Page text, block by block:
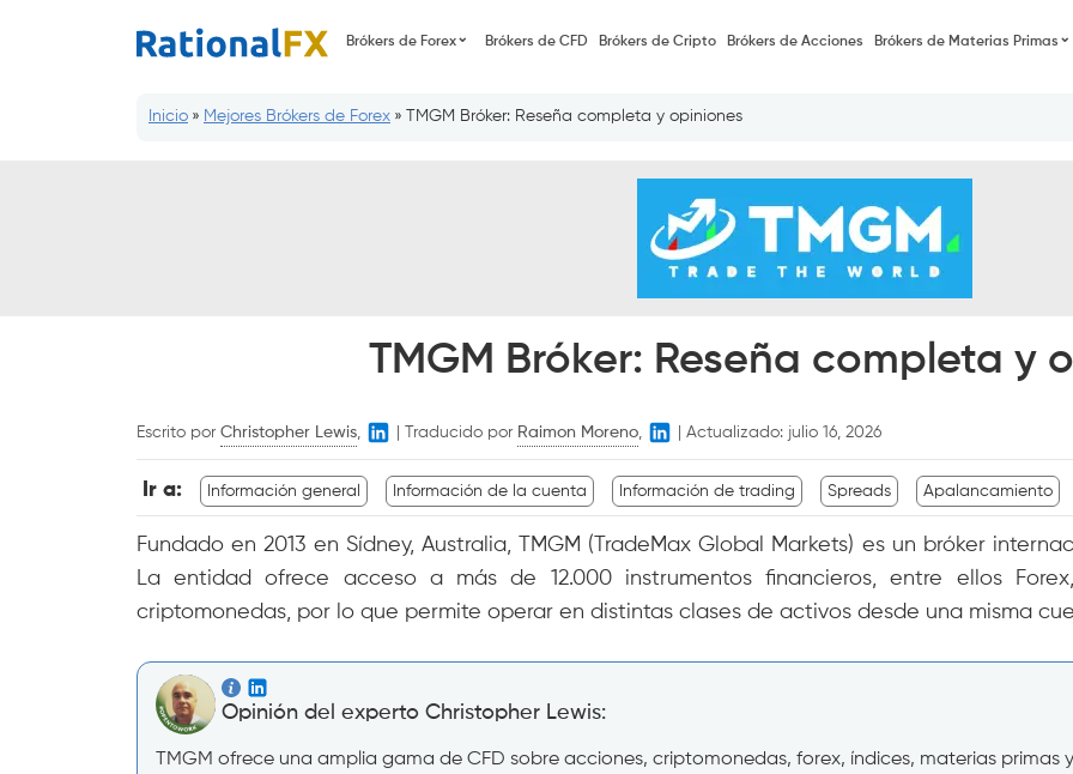
Brókers de Forex Brókers de CFD Brókers de Cripto Brókers de Acciones Brókers de Materias Primas
Inicio » Mejores Brókers de Forex » TMGM Bróker: Reseña completa y opiniones
TMGM Bróker: Reseña completa y
Escrito por Christopher Lewis Traducido por Raimon Moreno Actualizado: julio 16, 2026
Ir a: Información general Información de la cuenta Información de trading Spreads Apalancamiento
Fundado en 2013 en Sídney, Australia, TMGM (TradeMax Global Markets) es un bróker
La entidad ofrece acceso a más de 12.000 instrumentos financieros, entre ellos
criptomonedas, por lo que permite operar en distintas clases de activos desde una misma
Opinión del experto Christopher Lewis:
TMGM ofrece una amplia gama de CFD sobre acciones, criptomonedas, forex, índices, materias primas